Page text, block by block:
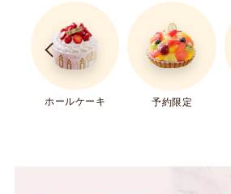
ホールケーキ 予約限定